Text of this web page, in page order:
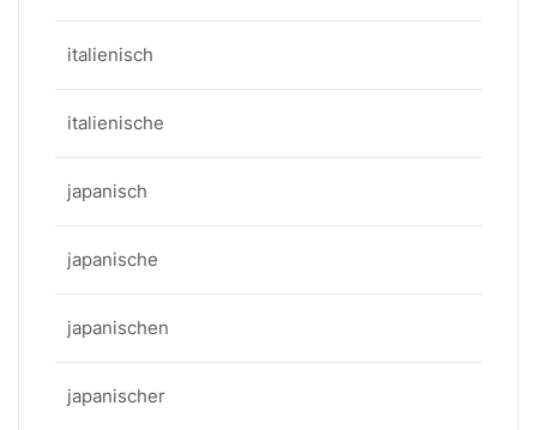
italienisch
italienische
japanisch
japanische
japanischen
japanischer